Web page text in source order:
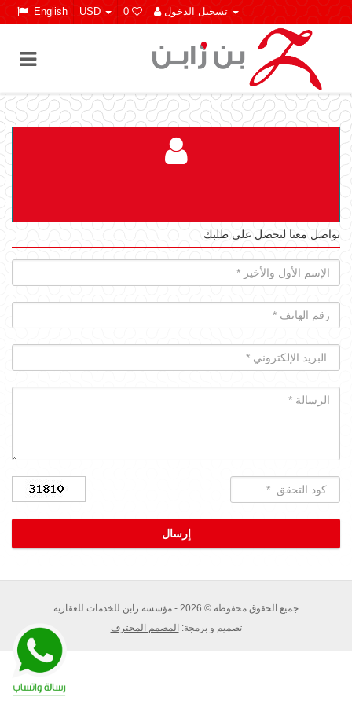
English USD
تواصل معنا لتحصل على طلبك
جميع الحقوق محفوظة © 2026 - مؤسسة زابن للخدمات للعقارية
تصميم و برمجة: المصمم المحترف